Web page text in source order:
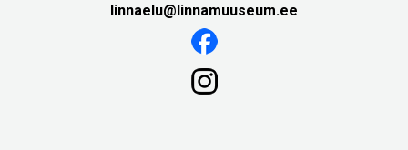
linnaelu@linnamuuseum.ee